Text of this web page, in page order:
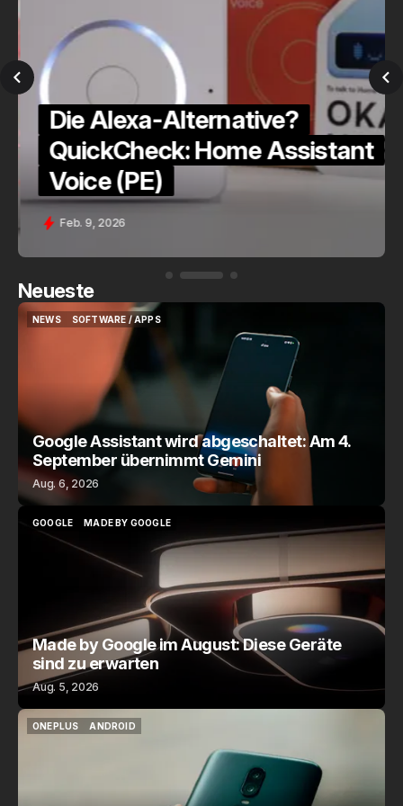
Die Alexa-Alternative?
QuickCheck: Home Assistant
Voice (PE)
Feb. 9, 2026
Neueste
NEWS
SOFTWARE / APPS
SOFTWARE / APPS
Google Assistant wird abgeschaltet: Am 4.
September übernimmt Gemini
Aug. 6, 2026
GOOGLE
GOOGLE
MADE BY GOOGLE
Made by Google im August: Diese Geräte
sind zu erwarten
Aug. 5, 2026
ONEPLUS
ANDROID